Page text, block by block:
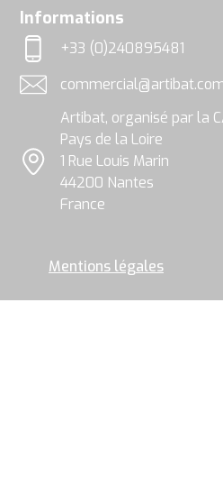
rgpd
exploitées
et
traitées
par
le
Artibat
permettre
l’envoi
Informations
Téléphone
+33 (0)240895481
Adresse email
Localisation
Artibat, organisé par la
Pays de la Loire
1 Rue Louis Marin
44200 Nantes
France
Mentions légales